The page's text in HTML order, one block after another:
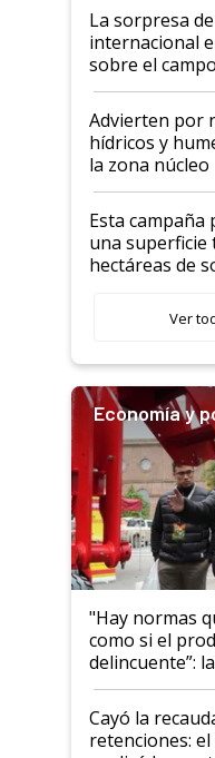
La sorpresa
internacional
sobre el
"Estoy muy
Advierten por
hídricos y
la zona núcleo
Esta
una superficie
hectáreas de
variedades
salto
Ver
Economía y
"Hay normas
como si el
delincuente”:
al Congreso
habló del
Cayó la
retenciones: